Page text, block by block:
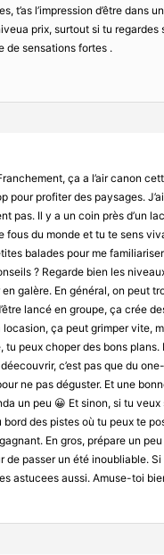
t’as l’impression d’être dans
prix, surtout si tu regardes
de sensations fortes .
ça a l’air canon
pour profiter des paysages.
pas. Il y a un coin près d’un
fous du monde et tu te sens
balades pour me
? Regarde bien les
galère. En général, on peut
lancé en groupe, ça crée
ça peut grimper vite,
tu peux choper des bons
c’est pas que du
ne pas déguster. Et une
un peu 😀 Et sinon, si tu
des pistes où tu peux te
En gros, prépare un
de passer un été inoubliable.
astucees aussi. Amuse-toi